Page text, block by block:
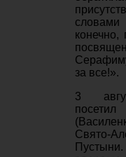
конечно,
за все!».
3
Свято-